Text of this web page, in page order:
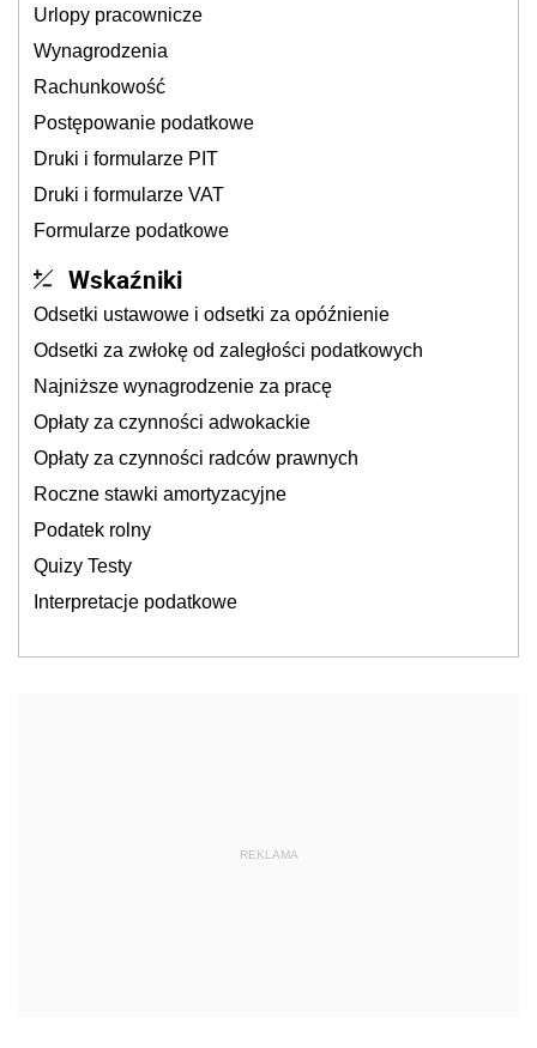
Urlopy pracownicze
Wynagrodzenia
Rachunkowość
Postępowanie podatkowe
Druki i formularze PIT
Druki i formularze VAT
Formularze podatkowe
Wskaźniki
Odsetki ustawowe i odsetki za opóźnienie
Odsetki za zwłokę od zaległości podatkowych
Najniższe wynagrodzenie za pracę
Opłaty za czynności adwokackie
Opłaty za czynności radców prawnych
Roczne stawki amortyzacyjne
Podatek rolny
Quizy Testy
Interpretacje podatkowe
REKLAMA